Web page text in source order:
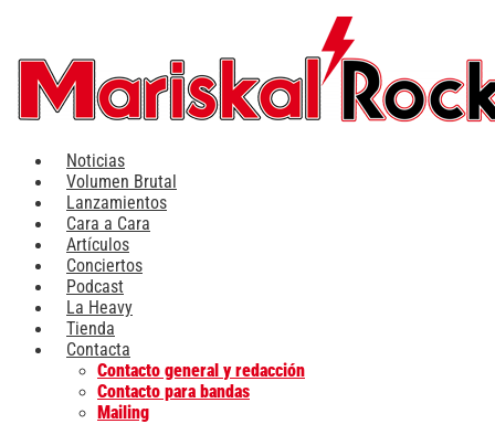
contenido
Noticias
Volumen Brutal
Lanzamientos
Cara a Cara
Artículos
Conciertos
Podcast
La Heavy
Tienda
Contacta
Contacto general y redacción
Contacto para bandas
Mailing